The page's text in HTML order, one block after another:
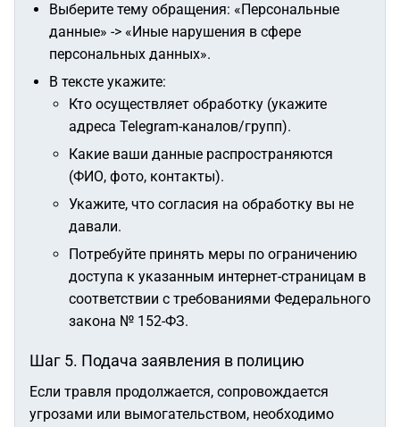
Выберите тему обращения: «Персональные
данные» -> «Иные нарушения в сфере
персональных данных».
В тексте укажите:
Кто осуществляет обработку (укажите
адреса Telegram-каналов/групп).
Какие ваши данные распространяются
(ФИО, фото, контакты).
Укажите, что согласия на обработку вы не
давали.
Потребуйте принять меры по ограничению
доступа к указанным интернет-страницам в
соответствии с требованиями Федерального
закона № 152-ФЗ.
Шаг 5. Подача заявления в полицию
Если травля продолжается, сопровождается
угрозами или вымогательством, необходимо